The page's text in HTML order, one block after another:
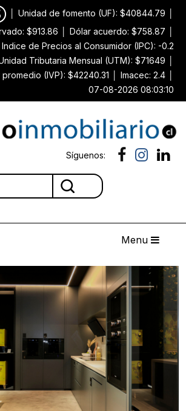
Unidad de fomento (UF): $40844.79
$913.86
Dólar acuerdo: $758.87
Indice de Precios al Consumidor (IPC): -0.2
Tributaria Mensual (UTM): $71649
(IVP): $42240.31
Imacec: 2.4
07-08-2026 08:03:10
Síguenos:
Menu